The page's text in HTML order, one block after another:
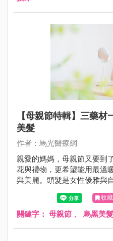
【母親節特輯】三藥
美髮
作者：馬光醫療網
親愛的媽媽，母親節又要到
花與禮物，更希望能用最溫
與美麗。頭髮是女性優雅與
走過每一個日子。
收藏
關鍵字： 母親節 、 烏黑美髮